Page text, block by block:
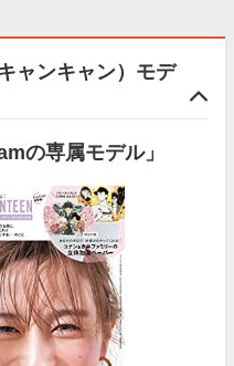
ャンキャン）モデ
の専属モデル」